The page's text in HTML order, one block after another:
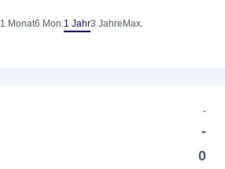
1 Monat6 Mon.1 Jahr3 Jahre Max.
-
-
0